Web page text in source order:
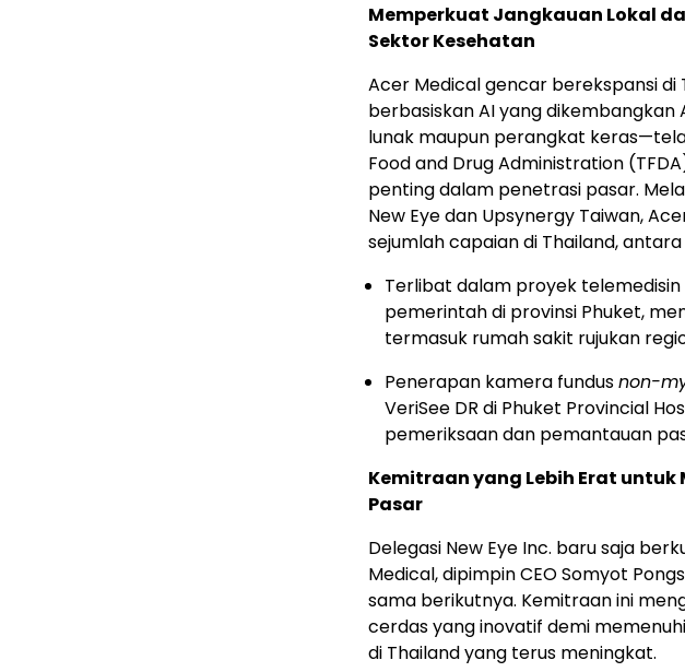
Memperkuat Jangkauan Lokal
Sektor Kesehatan
Acer Medical gencar berekspansi di
berbasiskan AI yang
lunak maupun perangkat
Food and Drug Administration
penting dalam penetrasi pasar.
New Eye dan Upsynergy Taiwan,
sejumlah capaian di Thailand, antara
Terlibat dalam proyek
pemerintah di provinsi Phuket,
termasuk rumah sakit rujukan
Penerapan kamera fundusnon-
VeriSee DR di Phuket Provincial
pemeriksaan dan pemantauan
Kemitraan yang Lebih Erat
Pasar
Delegasi New Eye Inc. baru saja
Medical, dipimpin CEO Somyot
sama berikutnya. Kemitraan ini
cerdas yang inovatif demi
di Thailand yang terus meningkat.